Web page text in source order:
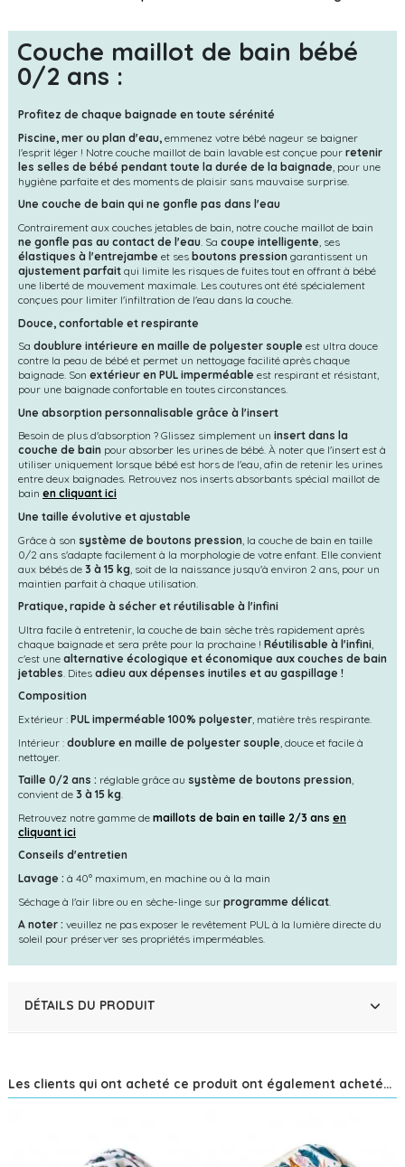
Couche maillot de bain bébé
0/2 ans :
Profitez de chaque baignade en toute sérénité
Piscine, mer ou plan d'eau, emmenez votre bébé nageur se baigner
l'esprit léger ! Notre couche maillot de bain lavable est conçue pour retenir
les selles de bébé pendant toute la durée de la baignade , pour une
hygiène parfaite et des moments de plaisir sans mauvaise surprise.
Une couche de bain qui ne gonfle pas dans l'eau
Contrairement aux couches jetables de bain, notre couche maillot de bain
ne gonfle pas au contact de l'eau. Sa coupe intelligente, ses
élastiques à l'entrejambe et ses boutons pression garantissent un
ajustement parfait qui limite les risques de fuites tout en offrant à bébé
une liberté de mouvement maximale. Les coutures ont été spécialement
conçues pour limiter l'infiltration de l'eau dans la couche.
Douce, confortable et respirante
Sa doublure intérieure en maille de polyester souple est ultra douce
contre la peau de bébé et permet un nettoyage facilité après chaque
baignade. Son extérieur en PUL imperméable est respirant et résistant,
pour une baignade confortable en toutes circonstances.
Une absorption personnalisable grâce à l'insert
Besoin de plus d'absorption ? Glissez simplement un insert dans la
couche de bain pour absorber les urines de bébé. À noter que l'insert est à
utiliser uniquement lorsque bébé est hors de l'eau, afin de retenir les urines
entre deux baignades. Retrouvez nos inserts absorbants spécial maillot de
bain en cliquant ici
Une taille évolutive et ajustable
Grâce à son système de boutons pression , la couche de bain en taille
0/2 ans s'adapte facilement à la morphologie de votre enfant. Elle convient
aux bébés de 3 à 15 kg , soit de la naissance jusqu'à environ 2 ans, pour un
maintien parfait à chaque utilisation.
Pratique, rapide à sécher et réutilisable à l'infini
Ultra facile à entretenir, la couche de bain sèche très rapidement après
chaque baignade et sera prête pour la prochaine ! Réutilisable à l'infini
c'est une alternative écologique et économique aux couches de bain
jetables . Dites adieu aux dépenses inutiles et au gaspillage !
Composition
Extérieur : PUL imperméable 100% polyester , matière très respirante.
Intérieur : doublure en maille de polyester souple , douce et facile à
nettoyer.
Taille 0/2 ans : réglable grâce au système de boutons pression,
convient de 3 à 15 kg.
Retrouvez notre gamme de maillots de bain en taille 2/3 ans en
cliquant ici
Conseils d'entretien
Lavage : à 40° maximum, en machine ou à la main
Séchage à l'air libre ou en sèche-linge sur programme délicat
A noter : veuillez ne pas exposer le revêtement PUL à la lumière directe du
soleil pour préserver ses propriétés imperméables.
DÉTAILS DU PRODUIT
Les clients qui ont acheté ce produit ont également acheté...